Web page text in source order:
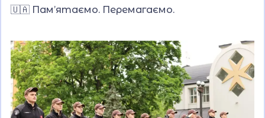
🇺🇦 Пам’ятаємо. Перемагаємо.